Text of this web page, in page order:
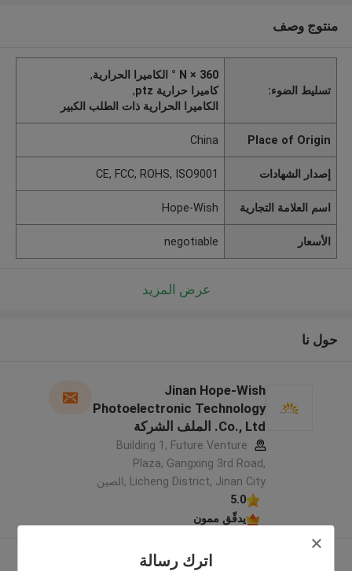
اترك رسالة
منتوج وصف
تسليط الضوء:
N × 360 ° الكاميرا الحرارية
,
كاميرا حرارية ptz
,
الكاميرا الحرارية ذات الطلب الكبير
Place of Origin
China
إصدار الشهادات CE, FCC, ROHS, ISO9001
اسم العلامة التجارية Hope-Wish
الأسعار negotiable
عرض المزيد
حول نا
Jinan Hope-Wish
Photoelectronic Technology
Co., Ltd. الملف الشركة
المصنعة
Building 1, Future Venture
Plaza, Gangxing 3rd Road,
Licheng District, Jinan City ,الصين
5.0
يدقّق ممون
عرض المزيد